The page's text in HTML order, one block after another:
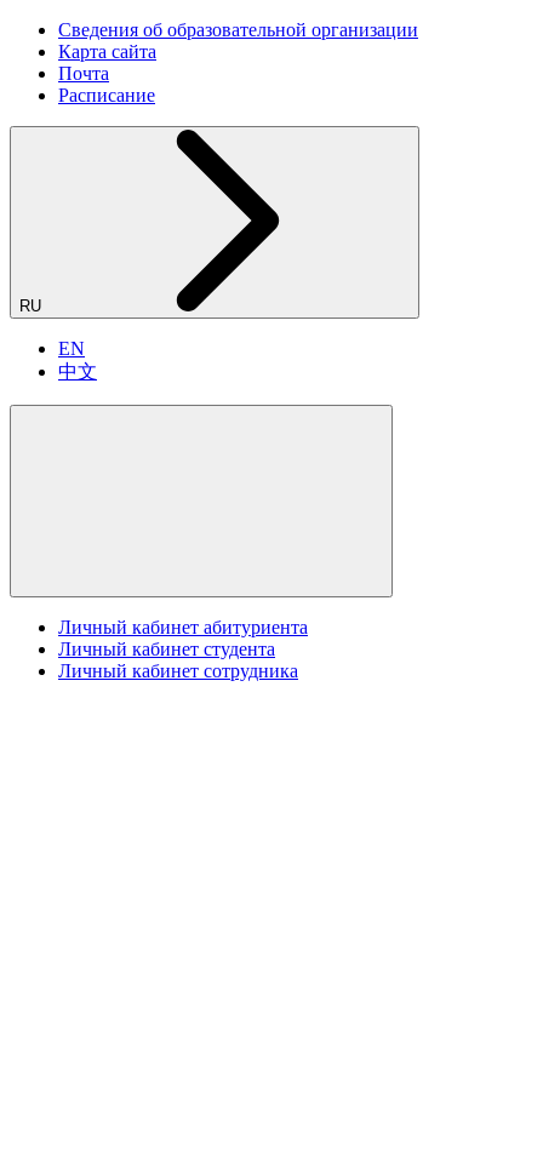
Сведения об образовательной организации
Карта сайта
Почта
Расписание
RU
EN
中文
Личный кабинет абитуриента
Личный кабинет студента
Личный кабинет сотрудника